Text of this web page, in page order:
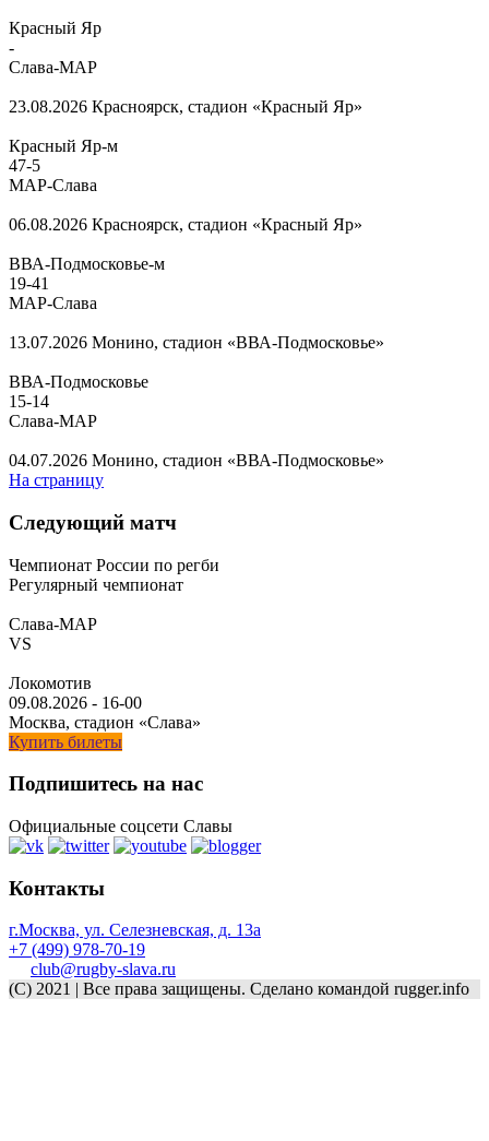
Красный Яр
-
Слава-МАР
23.08.2026 Красноярск, стадион «Красный Яр»
Красный Яр-м
47-5
МАР-Слава
06.08.2026 Красноярск, стадион «Красный Яр»
ВВА-Подмосковье-м
19-41
МАР-Слава
13.07.2026 Монино, стадион «ВВА-Подмосковье»
ВВА-Подмосковье
15-14
Слава-МАР
04.07.2026 Монино, стадион «ВВА-Подмосковье»
На страницу
Следующий матч
Чемпионат России по регби
Регулярный чемпионат
Слава-МАР
VS
Локомотив
09.08.2026 - 16-00
Москва, стадион «Слава»
Купить билеты
Подпишитесь на нас
Официальные соцсети Славы
Контакты
г.Москва, ул. Селезневская, д. 13a
+7 (499) 978-70-19
club@rugby-slava.ru
(C) 2021 | Все права защищены. Сделано командой rugger.info